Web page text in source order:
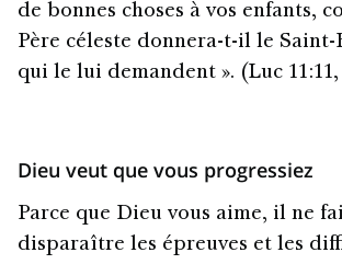
de bonnes choses à vos enfants,
Père céleste donnera-t-il le
qui le lui demandent ». (Luc 11:11,
Dieu veut que vous progressiez
Parce que Dieu vous aime, il ne
disparaître les épreuves et les